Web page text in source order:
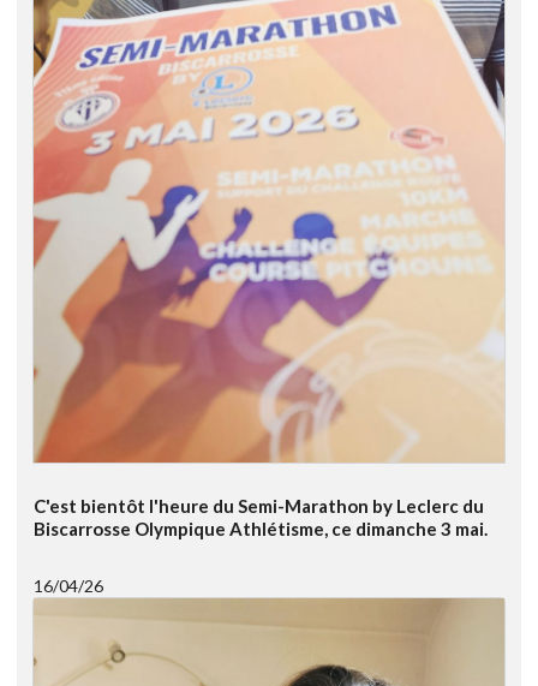
C'est bientôt l'heure du Semi-Marathon by Leclerc du
Biscarrosse Olympique Athlétisme, ce dimanche 3 mai.
16/04/26